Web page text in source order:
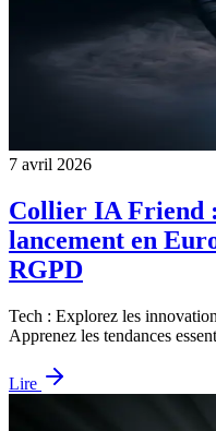
7 avril 2026
Collier IA Friend
lancement en
RGPD
Tech : Explorez les
Apprenez les tendances
Lire